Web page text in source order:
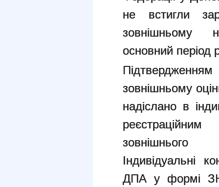
не встигли
зовнішньому
основний період
Підтвердженням
зовнішньому
надіслано в
зовнішнього
Індивідуальні
ДПА у формі